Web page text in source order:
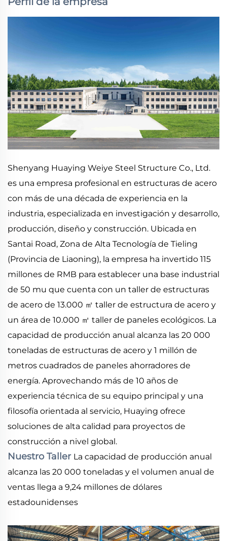
Shenyang Huaying Weiye Steel Structure Co., Ltd.
es una empresa profesional en estructuras de acero
con más de una década de experiencia en la
industria, especializada en investigación y desarrollo,
producción, diseño y construcción. Ubicada en
Santai Road, Zona de Alta Tecnología de Tieling
(Provincia de Liaoning), la empresa ha invertido 115
millones de RMB para establecer una base industrial
de 50 mu que cuenta con un taller de estructuras
de acero de 13.000 ㎡ taller de estructura de acero y
un área de 10.000 ㎡ taller de paneles ecológicos. La
capacidad de producción anual alcanza las 20 000
toneladas de estructuras de acero y 1 millón de
metros cuadrados de paneles ahorradores de
energía. Aprovechando más de 10 años de
experiencia técnica de su equipo principal y una
filosofía orientada al servicio, Huaying ofrece
soluciones de alta calidad para proyectos de
construcción a nivel global.
Nuestro Taller La capacidad de producción anual
alcanza las 20 000 toneladas y el volumen anual de
ventas llega a 9,24 millones de dólares
estadounidenses